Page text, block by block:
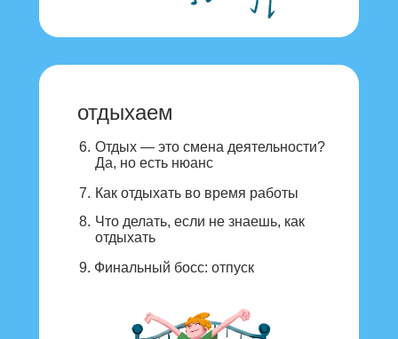
Отдых — это смена деятельности?
Да, но есть нюанс
6.
Как отдыхать во время работы
7.
Что делать, если не знаешь, как
отдыхать
8.
Финальный босс: отпуск
отдыхаем
9.